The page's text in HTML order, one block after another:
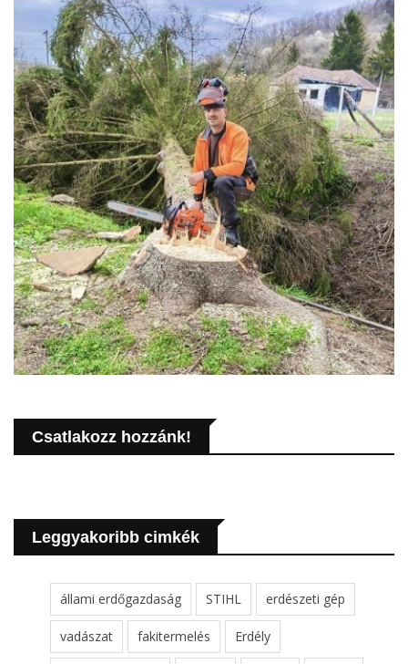
Csatlakozz hozzánk!
Leggyakoribb cimkék
állami erdőgazdaság STIHL erdészeti gép
vadászat fakitermelés Erdély